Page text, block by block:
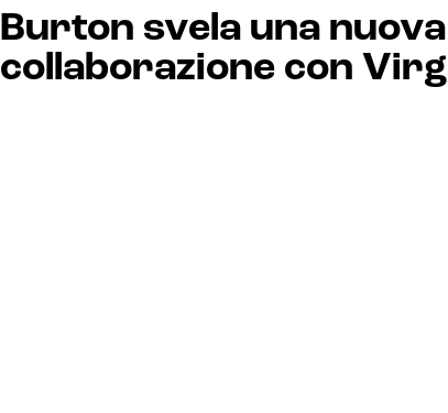
Burton svela una nuova
collaborazione con